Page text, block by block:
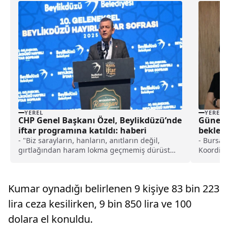
YEREL
CHP Genel Başkanı Özel, Beylikdüzü’nde
iftar programına katıldı: haberi
- "Biz sarayların, hanların, anıtların değil,
gırtlağından haram lokma geçmemiş dürüst
şerefi miras bırakacak insanlarız"
YEREL
Güney
- Bursa
Dr.
Kumar oynadığı belirlenen 9 kişiye 83 bin 223
lira ceza kesilirken, 9 bin 850 lira ve 100
dolara el konuldu.